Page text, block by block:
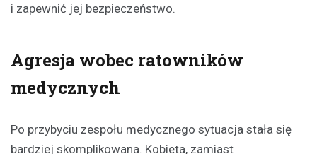
i zapewnić jej bezpieczeństwo.
Agresja wobec ratowników
medycznych
Po przybyciu zespołu medycznego sytuacja stała się
bardziej skomplikowana. Kobieta, zamiast